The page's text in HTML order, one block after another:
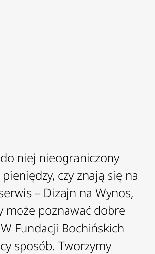
niej nieograniczony
czy znają się na
– Dizajn na Wynos,
może poznawać dobre
Fundacji Bochińskich
sposób. Tworzymy